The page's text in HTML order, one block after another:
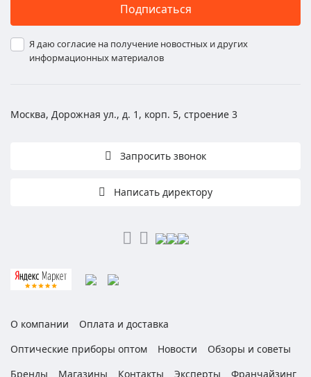
Подписаться
Я даю согласие на получение новостных и других
информационных материалов
Москва, Дорожная ул., д. 1, корп. 5, строение 3
Запросить звонок
Написать директору
О компании
Оплата и доставка
Оптические приборы оптом
Новости
Обзоры и советы
Бренды
Магазины Контакты Эксперты Франчайзинг